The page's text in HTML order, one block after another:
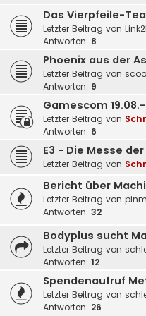
Das Vierpfeile-
Letzter Beitrag von
Antworten: 8
Phoenix aus der
Letzter Beitrag von
Antworten: 9
Gamescom
Letzter Beitrag von
Antworten: 6
E3 - Die Messe
Letzter Beitrag von
Bericht über
Letzter Beitrag von
Antworten: 32
Bodyplus sucht
Letzter Beitrag von
Antworten: 12
Spendenaufruf
Letzter Beitrag von
Antworten: 26